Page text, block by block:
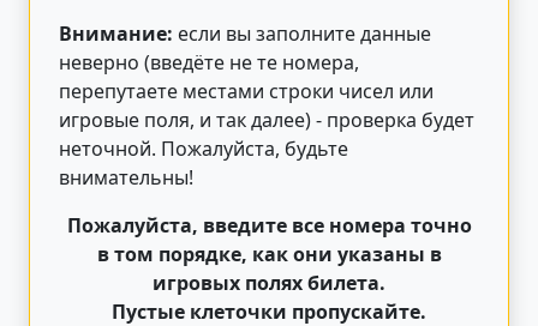
Внимание: если вы заполните данные
неверно (введёте не те номера,
перепутаете местами строки чисел или
игровые поля, и так далее) - проверка будет
неточной. Пожалуйста, будьте
внимательны!
Пожалуйста, введите все номера точно
в том порядке, как они указаны в
игровых полях билета.
Пустые клеточки пропускайте.